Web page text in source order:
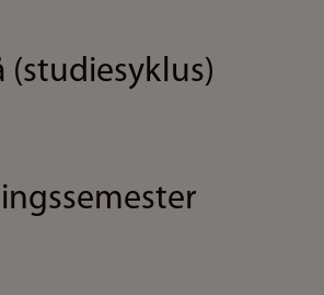
(studiesyklus)